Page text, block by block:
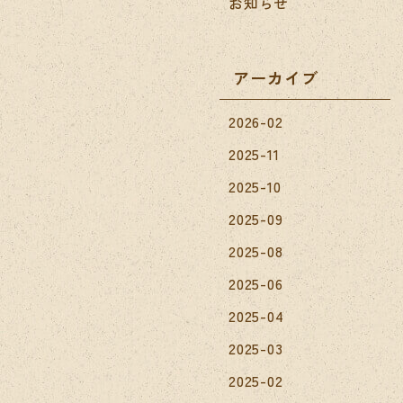
アーカイブ
2026-02
2025-11
2025-10
2025-09
2025-08
2025-06
2025-04
2025-03
2025-02